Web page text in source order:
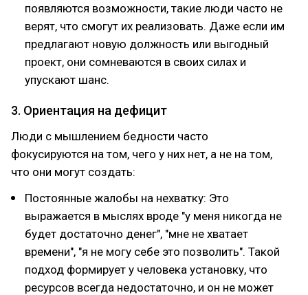
появляются возможности, такие люди часто не
верят, что смогут их реализовать. Даже если им
предлагают новую должность или выгодный
проект, они сомневаются в своих силах и
упускают шанс.
3. Ориентация на дефицит
Люди с мышлением бедности часто
фокусируются на том, чего у них нет, а не на том,
что они могут создать:
Постоянные жалобы на нехватку: Это
выражается в мыслях вроде "у меня никогда не
будет достаточно денег", "мне не хватает
времени", "я не могу себе это позволить". Такой
подход формирует у человека установку, что
ресурсов всегда недостаточно, и он не может